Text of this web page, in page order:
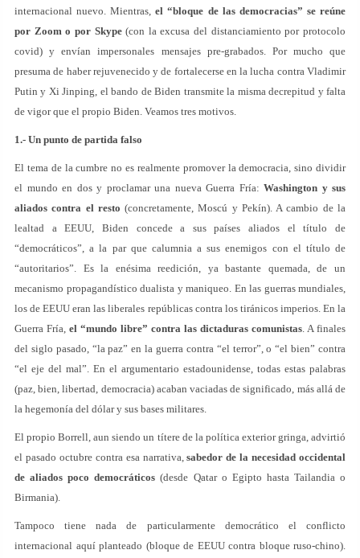
internacional nuevo. Mientras,el “bloque de las democracias” se reúne
por Zoom o por Skype(con la excusa del distanciamiento por protocolo
covid) y envían impersonales mensajes pre-grabados. Por mucho que
presuma de haber rejuvenecido y de fortalecerse en la lucha contra Vladimir
Putin y Xi Jinping, el bando de Biden transmite la misma decrepitud y falta
de vigor que el propio Biden. Veamos tres motivos.
1.- Un punto de partida falso
El tema de la cumbre no es realmente promover la democracia, sino dividir
el mundo en dos y proclamar una nueva Guerra Fría: Washington y sus
aliados contra el resto(concretamente, Moscú y Pekín). A cambio de la
lealtad a EEUU, Biden concede a sus países aliados el título de
“democráticos”, a la par que calumnia a sus enemigos con el título de
“autoritarios”. Es la enésima reedición, ya bastante quemada, de un
mecanismo propagandístico dualista y maniqueo. En las guerras mundiales,
los de EEUU eran las liberales repúblicas contra los tiránicos imperios. En la
Guerra Fría, el “mundo libre” contra las dictaduras comunistas. A finales
del siglo pasado, “la paz” en la guerra contra “el terror”, o “el bien” contra
“el eje del mal”. En el argumentario estadounidense, todas estas palabras
(paz, bien, libertad, democracia) acaban vaciadas de significado, más allá de
la hegemonía del dólar y sus bases militares.
El propio Borrell, aun siendo un títere de la política exterior gringa, advirtió
el pasado octubre contra esa narrativa,sabedor de la necesidad occidental
de aliados poco democráticos(desde Qatar o Egipto hasta Tailandia o
Birmania).
Tampoco tiene nada de particularmente democrático el conflicto
internacional aquí planteado (bloque de EEUU contra bloque ruso-chino).